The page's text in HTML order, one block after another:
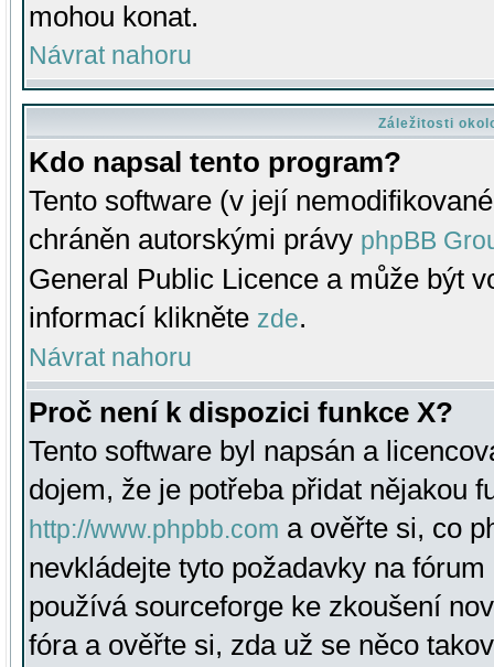
mohou konat.
Návrat nahoru
Záležitosti
Kdo napsal tento program?
Tento software (v její
chráněn autorskými právy phpBB
General Public Licence a může být
informací klikněte zde.
Návrat nahoru
Proč není k dispozici funkce X?
Tento software byl napsán a
dojem, že je potřeba přidat nějakou
http://www.phpbb.com a ověřte si, co
nevkládejte tyto požadavky na
používá sourceforge ke zkoušení
fóra a ověřte si, zda už se něco